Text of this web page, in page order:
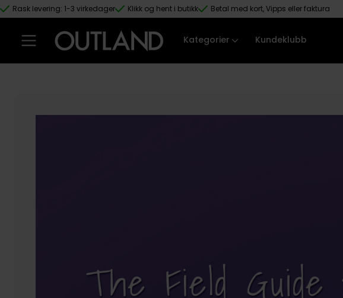
Hopp til hovedinnhold
Rask levering: 1-3 virkedager Klikk og hent i butikk Betal med kort, Vipps eller faktura
Kategorier Kundeklubb